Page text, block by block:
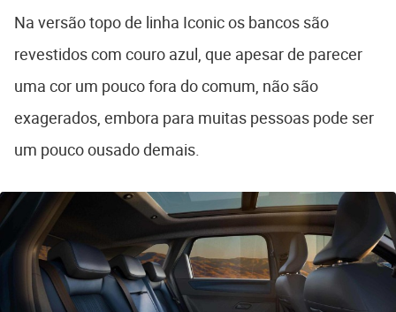
Na versão topo de linha Iconic os bancos são
revestidos com couro azul, que apesar de parecer
uma cor um pouco fora do comum, não são
exagerados, embora para muitas pessoas pode ser
um pouco ousado demais.